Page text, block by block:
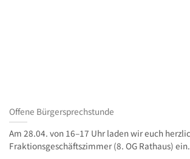
Offene Bürgersprechstunde
Am 28.04. von 16–17 Uhr laden wir euch
Fraktionsgeschäftszimmer (8. OG Rathaus)